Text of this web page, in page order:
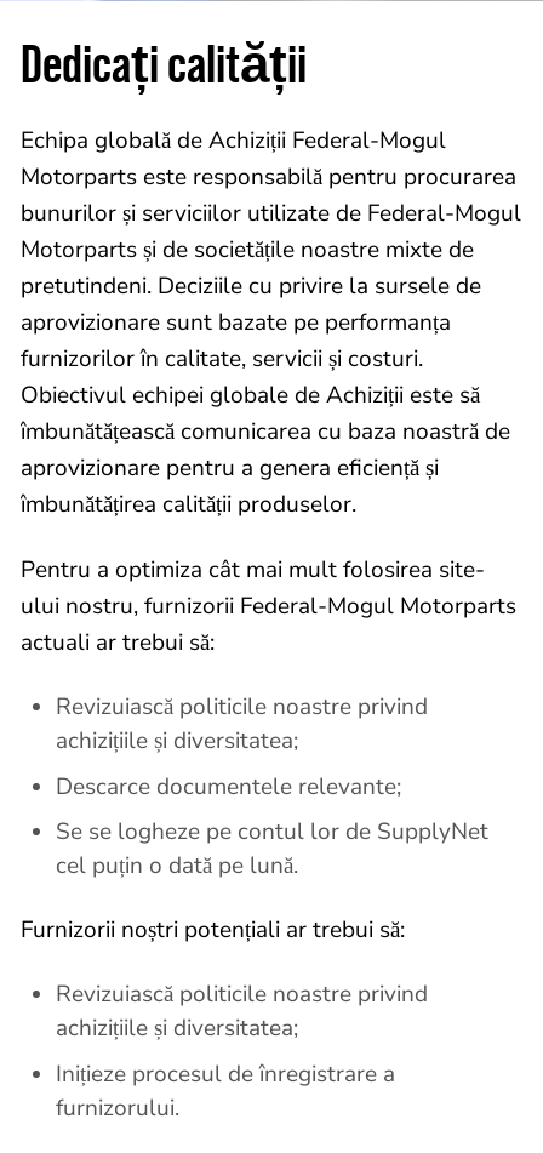
Dedicați calității
Echipa globală de Achiziții Federal-Mogul
Motorparts este responsabilă pentru procurarea
bunurilor și serviciilor utilizate de Federal-Mogul
Motorparts și de societățile noastre mixte de
pretutindeni. Deciziile cu privire la sursele de
aprovizionare sunt bazate pe performanța
furnizorilor în calitate, servicii și costuri.
Obiectivul echipei globale de Achiziții este să
îmbunătățească comunicarea cu baza noastră de
aprovizionare pentru a genera eficiență și
îmbunătățirea calității produselor.
Pentru a optimiza cât mai mult folosirea site-
ului nostru, furnizorii Federal-Mogul Motorparts
actuali ar trebui să:
Revizuiască politicile noastre privind
achizițiile și diversitatea;
Descarce documentele relevante;
Se se logheze pe contul lor de SupplyNet
cel puțin o dată pe lună.
Furnizorii noștri potențiali ar trebui să:
Revizuiască politicile noastre privind
achizițiile și diversitatea;
Inițieze procesul de înregistrare a
furnizorului.